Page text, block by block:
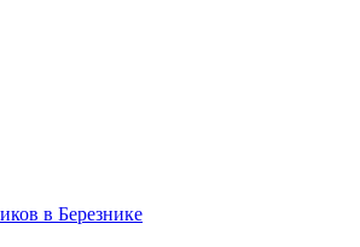
в Березнике